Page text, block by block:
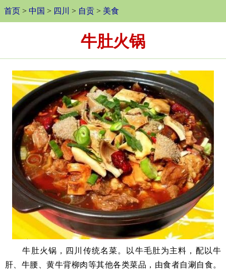
首页 > 中国 > 四川 > 自贡 > 美食
牛肚火锅
牛肚火锅，四川传统名菜。以牛毛肚为主料，配以牛
肝、牛腰、黄牛背柳肉等其他各类菜品，由食者自涮自食。